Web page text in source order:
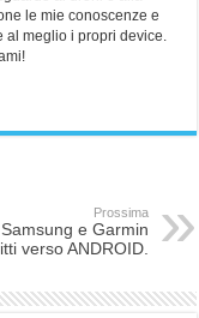
le mie conoscenze e
al meglio i propri device.
Prossima
e Garmin
verso ANDROID.